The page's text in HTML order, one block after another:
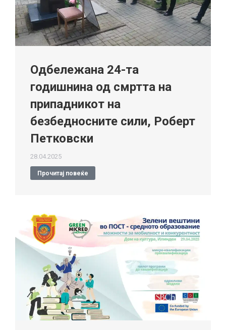
Одбележана 24-та
годишнина од смртта на
припадникот на
безбедносните сили, Роберт
Петковски
28.04.2025
Прочитај повеќе